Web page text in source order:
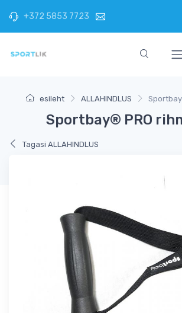
+372 5853 7723
esileht ALLAHINDLUS
Sportbay® PRO
Tagasi ALLAHINDLUS